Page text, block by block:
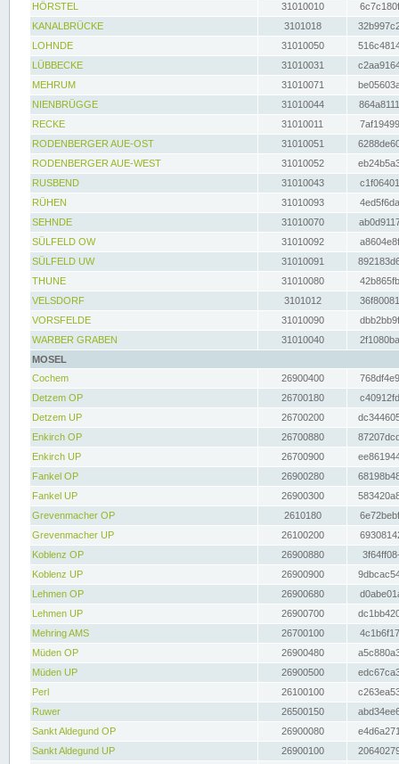
HÖRSTEL
31010010
KANALBRÜCKE
3101018
LOHNDE
31010050
LÜBBECKE
31010031
MEHRUM
31010071
NIENBRÜGGE
31010044
RECKE
31010011
RODENBERGER AUE-OST
31010051
RODENBERGER AUE-WEST
31010052
RUSBEND
31010043
RÜHEN
31010093
SEHNDE
31010070
SÜLFELD OW
31010092
SÜLFELD UW
31010091
THUNE
31010080
VELSDORF
3101012
VORSFELDE
31010090
WARBER GRABEN
31010040
MOSEL
Cochem
26900400
Detzem OP
26700180
Detzem UP
26700200
Enkirch OP
26700880
Enkirch UP
26700900
Fankel OP
26900280
Fankel UP
26900300
Grevenmacher OP
2610180
Grevenmacher UP
26100200
Koblenz OP
26900880
Koblenz UP
26900900
Lehmen OP
26900680
Lehmen UP
26900700
Mehring AMS
26700100
Müden OP
26900480
Müden UP
26900500
Perl
26100100
Ruwer
26500150
Sankt Aldegund OP
26900080
Sankt Aldegund UP
26900100